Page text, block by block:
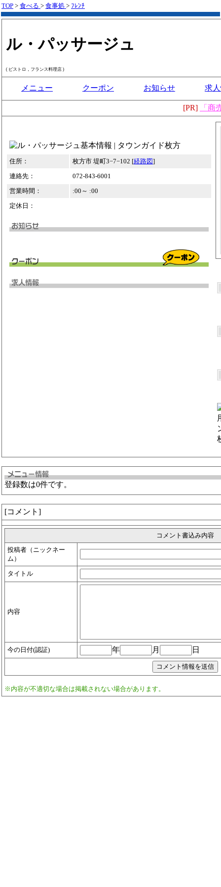
TOP > 食べる > 食事処 > ﾌﾚﾝﾁ
ル・パッサージュ
( ビストロ，フランス料理店 )
メニュー クーポン お知らせ 求
[PR] 「商
住所： 枚方市 堤町3−7−102 [経路図]
連絡先：
072-843-6001
営業時間：
:00～ :00
定休日：
登録数は0件です。
[コメント]
コメント書込み内容
投稿者（ニックネー
ム）
タイトル
内容
今の日付(認証) 年 月 日
※内容が不適切な場合は掲載されない場合があります。